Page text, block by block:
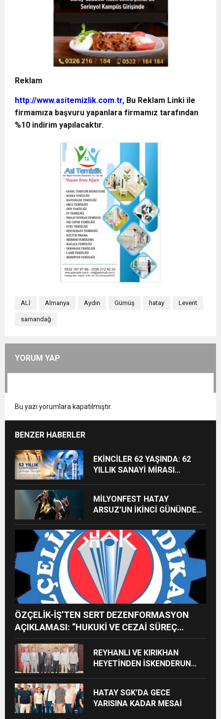
Reklam
http://www.asitemizlik.com.tr, Bu Reklam Linki ile
firmamıza başvuru yapanlara firmamız tarafından
%10 indirim yapılacaktır.
ALİ Almanya Aydın Gümüş hatay Levent
samandağ
YORUM YAP
Bu yazı yorumlara kapatılmıştır.
BENZER HABERLER
EKİNCİLER 62 YAŞINDA: 62
YILLIK SANAYİ MİRASI
MİLYONFEST HATAY
ARSUZ’UN İKİNCİ GÜNÜNDE
ALACAK
ÖZÇELİK-İŞ’TEN SERT DEZENFORMASYON
AÇIKLAMASI: “HUKUKİ VE CEZAİ SÜREÇ
BAŞLATILDI”
REYHANLI VE KIRIKHAN
HEYETİNDEN İSKENDERUN
HATAY SGK’DA GECE
YARISINA KADAR MESAİ